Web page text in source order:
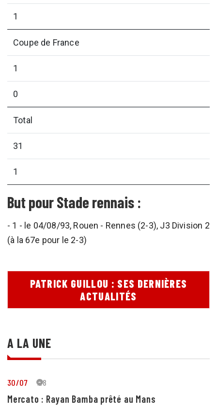
1
Coupe de France
1
0
Total
31
1
But pour Stade rennais :
- 1 - le 04/08/93, Rouen - Rennes (2-3), J3 Division 2
(à la 67e pour le 2-3)
PATRICK GUILLOU : SES DERNIÈRES
ACTUALITÉS
A LA UNE
30/07 28
Mercato : Rayan Bamba prêté au Mans